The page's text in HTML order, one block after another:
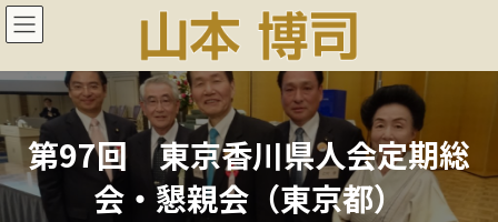
コ
ン
ン
ツ
へ
ス
キ
ッ
プ
ナ
ビ
ー
シ
ョ
ン
に
移
動
第97回 東京香川県人会定期総
会・懇親会（東京都）